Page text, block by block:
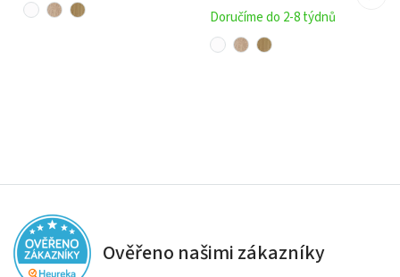
Doručíme do 2-8 týdnů
Ověřeno našimi zákazníky